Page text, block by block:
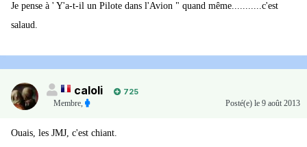
Je pense à ' Y'a-t-il un Pilote dans l'Avion " quand même...........c'est
salaud.
caloli
725
Membre, Posté(e) le 9 août 2013
Ouais, les JMJ, c'est chiant.